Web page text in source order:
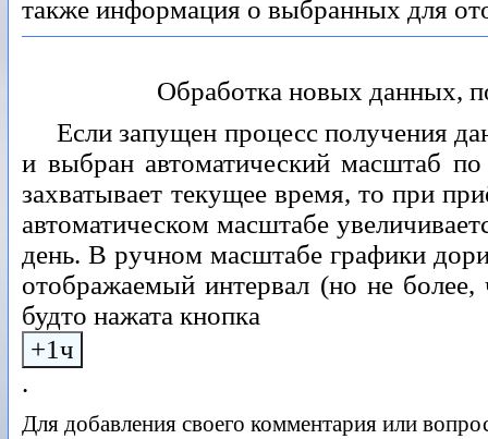
также информация о выбранных для
Обработка новых данных,
Если запущен процесс получения
и выбран автоматический масштаб
захватывает текущее время, то при
автоматическом масштабе
день. В ручном масштабе графики
отображаемый интервал (но не
будто нажата кнопка
+1ч
.
Для добавления своего комментария или